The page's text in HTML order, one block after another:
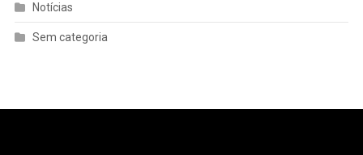
Notícias
Sem categoria